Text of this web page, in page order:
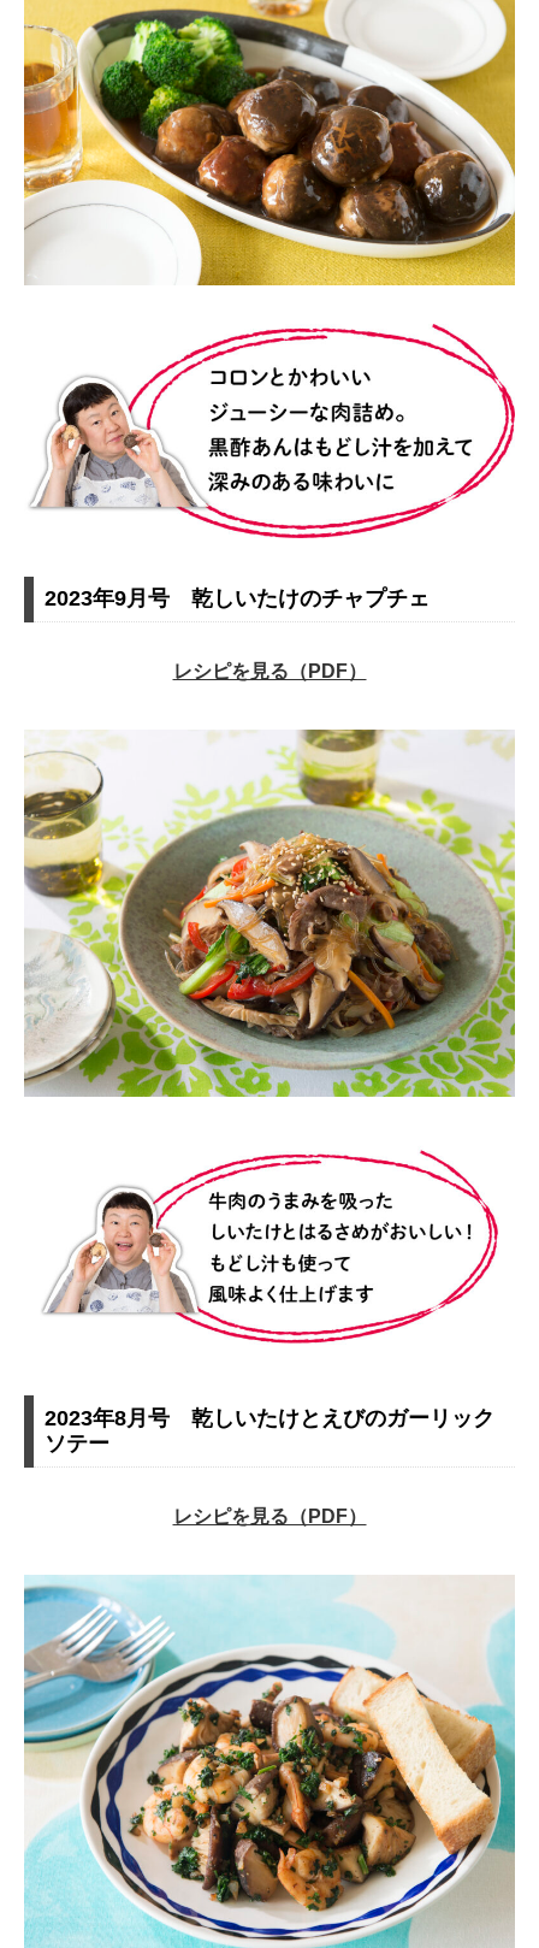
2023年9月号 乾しいたけのチャプチェ
レシピを見る（PDF）
2023年8月号 乾しいたけとえびのガーリック
ソテー
レシピを見る（PDF）